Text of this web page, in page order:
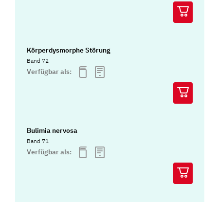
Körperdysmorphe Störung
Band 72
Verfügbar als:
Bulimia nervosa
Band 71
Verfügbar als: